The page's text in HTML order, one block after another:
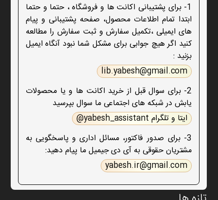
1- برای پشتیبانی اکانت ها و فروشگاه ، حتما و حتما
ابتدا تمام اطلاعات محصول، صفحه پشتیبانی و پیام
های ایمیلی ،تکمیل سفارش و ثبت سفارش را مطالعه
کنید اگر هیچ جوابی برای مشکل شما نبود آنگاه ایمیل
بزنید :
lib.yabesh@gmail.com
2- برای سوال قبل از خرید اکانت ها و یا محصولات
یابش در شبکه های اجتماعی ما سوال بپرسید
ایتا و تلگرام yabesh_assistant@
3- برای صدور فاکتور، مسائل اداری و پاسخگویی به
مشتریان حقوقی به آی دی جیمیل ما پیام دهید:
yabesh.ir@gmail.com